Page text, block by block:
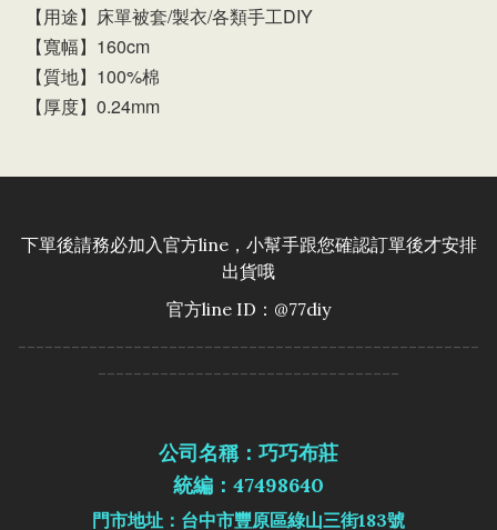
【用途】床單被套/製衣/各類手工DIY
【寬幅】160cm
【質地】100%棉
【厚度】0.24mm
下單後請務必加入官方line，小幫手跟您確認訂單後才安排
出貨哦
官方line ID：@77diy
----------------------------------------------------
----------------------------------
公司名稱：巧巧布莊
統編：47498640
門市地址：台中市豐原區綠山三街183號